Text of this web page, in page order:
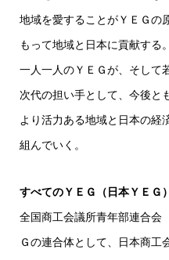
地域を愛することがＹＥＧの
もって地域と日本に貢献する。
一人一人のＹＥＧが、そして
次代の担い手として、今後と
より活力ある地域と日本の経
組んでいく。
すべてのＹＥＧ（日本ＹＥＧ
全国商工会議所青年部連合会
Ｇの連合体として、日本商工